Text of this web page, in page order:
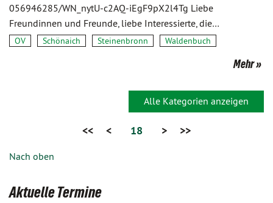
056946285/WN_nytU-c2AQ-iEgF9pX2l4Tg Liebe
Freundinnen und Freunde, liebe Interessierte, die…
OV Schönaich Steinenbronn Waldenbuch
Mehr
Alle Kategorien anzeigen
<< < 18 > >>
Nach oben
Aktuelle Termine